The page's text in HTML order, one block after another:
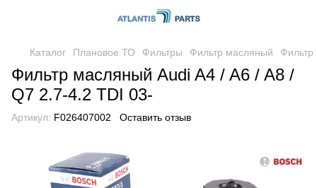
Каталог Плановое ТО Фильтры Фильтр масляный Фильтр
Фильтр масляный Audi A4 / A6 / A8 /
Q7 2.7-4.2 TDI 03-
Артикул: F026407002 Оставить отзыв